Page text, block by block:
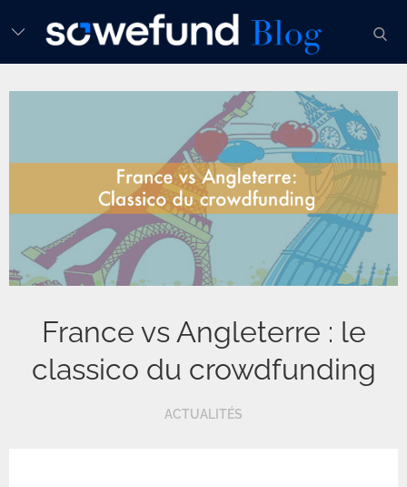
to
France vs Angleterre : le
classico du crowdfunding
ACTUALITÉS